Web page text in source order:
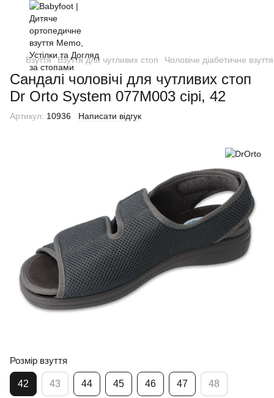
Взуття Взуття для чутливих стоп Чоловіче діабетичне взуття
Сандалі чоловічі для чутливих стоп
Dr Orto System 077M003 сірі, 42
Артикул: 10936 Написати відгук
Розмір взуття
42 43 44 45 46 47 48